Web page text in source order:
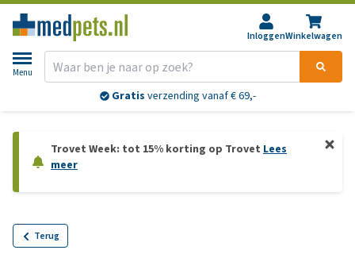
InloggenWinkelwagen
Menu
Gratis verzending vanaf € 69,-
Trovet Week: tot 15% korting op Trovet Lees
meer
Terug